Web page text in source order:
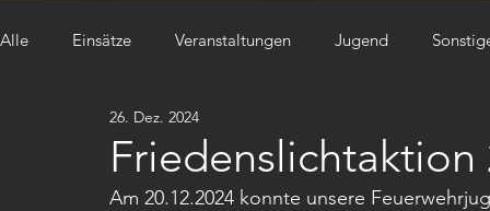
Alle Einsätze Veranstaltungen Jugend
Friedenslichtaktion
26. Dez. 2024
Am 20.12.2024 konnte unsere